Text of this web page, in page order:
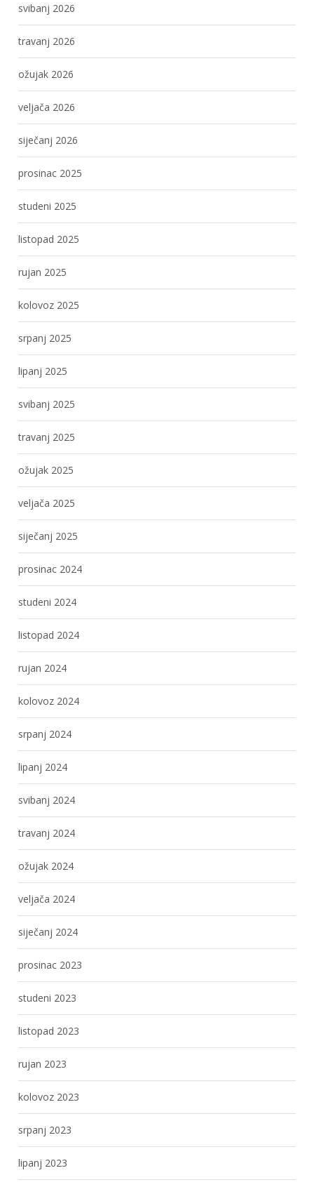
svibanj 2026
travanj 2026
ožujak 2026
veljača 2026
siječanj 2026
prosinac 2025
studeni 2025
listopad 2025
rujan 2025
kolovoz 2025
srpanj 2025
lipanj 2025
svibanj 2025
travanj 2025
ožujak 2025
veljača 2025
siječanj 2025
prosinac 2024
studeni 2024
listopad 2024
rujan 2024
kolovoz 2024
srpanj 2024
lipanj 2024
svibanj 2024
travanj 2024
ožujak 2024
veljača 2024
siječanj 2024
prosinac 2023
studeni 2023
listopad 2023
rujan 2023
kolovoz 2023
srpanj 2023
lipanj 2023